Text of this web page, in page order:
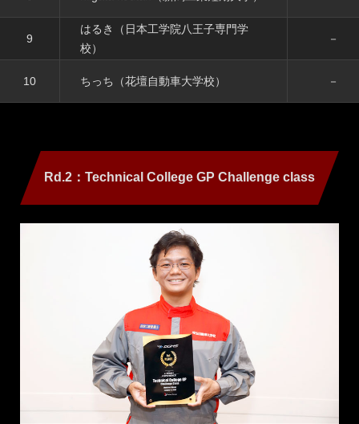
9
はるき（日本工学院八王子専門学
校）
－
10 ちっち（花壇自動車大学校） －
Rd.2：Technical College GP Challenge class